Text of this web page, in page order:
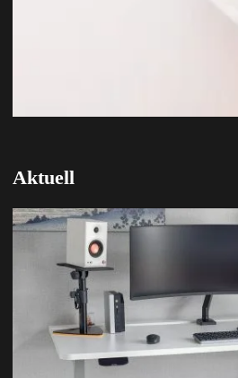
Aktuell